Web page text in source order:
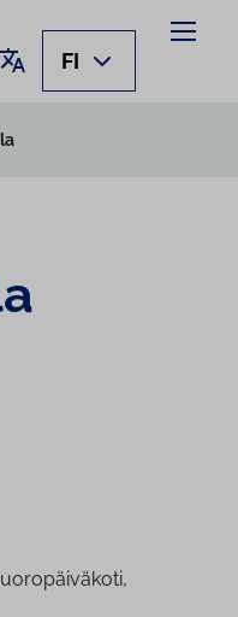
Käännä sivu
FI